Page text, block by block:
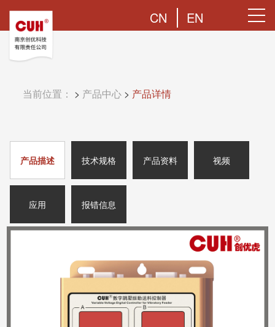
CN EN
当前位置： > 产品中心 > 产品详情
产品描述 技术规格 产品资料 视频
应用 报错信息